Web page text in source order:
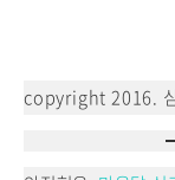
copyright 2016.